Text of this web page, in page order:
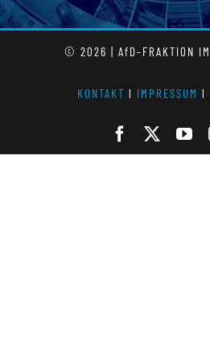
© 2026 | AfD-FRAKTION IM
KONTAKT l IMPRESSUM l